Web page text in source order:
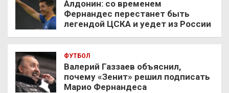
Алдонин: со временем
Фернандес перестанет быть
легендой ЦСКА и уедет из России
ФУТБОЛ
Валерий Газзаев объяснил,
почему «Зенит» решил подписать
Марио Фернандеса